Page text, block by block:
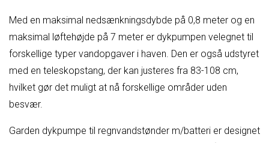
Med en maksimal nedsænkningsdybde på 0,8 meter og en
maksimal løftehøjde på 7 meter er dykpumpen velegnet til
forskellige typer vandopgaver i haven. Den er også udstyret
med en teleskopstang, der kan justeres fra 83-108 cm,
hvilket gør det muligt at nå forskellige områder uden
besvær.
Garden dykpumpe til regnvandstønder m/batteri er designet